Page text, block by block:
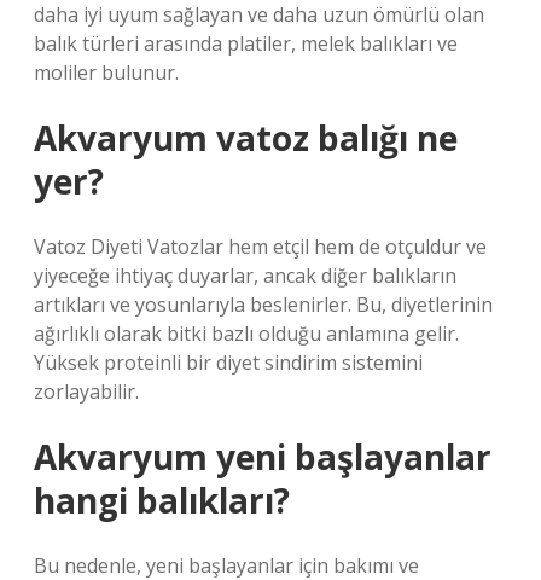
daha iyi uyum sağlayan ve daha uzun ömürlü olan
balık türleri arasında platiler, melek balıkları ve
moliler bulunur.
Akvaryum vatoz balığı ne
yer?
Vatoz Diyeti Vatozlar hem etçil hem de otçuldur ve
yiyeceğe ihtiyaç duyarlar, ancak diğer balıkların
artıkları ve yosunlarıyla beslenirler. Bu, diyetlerinin
ağırlıklı olarak bitki bazlı olduğu anlamına gelir.
Yüksek proteinli bir diyet sindirim sistemini
zorlayabilir.
Akvaryum yeni başlayanlar
hangi balıkları?
Bu nedenle, yeni başlayanlar için bakımı ve